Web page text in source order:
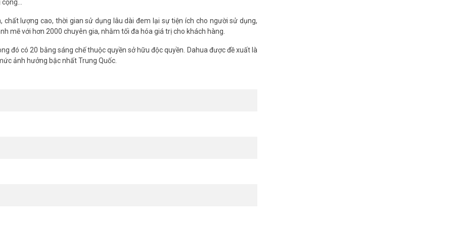
mặt trực tiếp giúp cải thiện đáng kể sự an toàn an ninh.
ngayVũ Hoàng Telecomđể được báo giá và lắp đặt chuyên nghiệp, uy tín nhé!
kết hợp
chất lượng cao, thời gian sử dụng lâu dài đem lại sự tiện ích cho người sử dụng,
mẽ với hơn 2000 chuyên gia, nhằm tối đa hóa giá trị cho khách hàng.
đó có 20 bằng sáng chế thuộc quyền sở hữu độc quyền. Dahua được đề xuất là
ảnh hưởng bậc nhất Trung Quốc.